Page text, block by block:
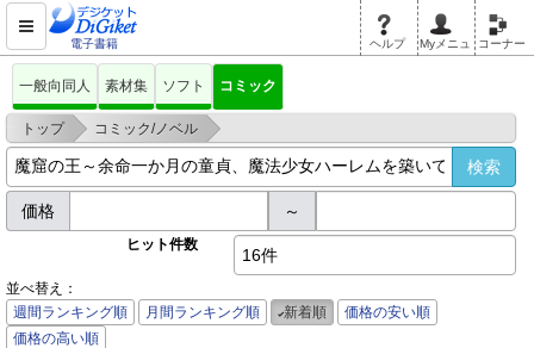
電子書籍 ヘルプ Myメニュ コーナー
一般向同人 素材集 ソフト コミック
トップ > コミック/ノベル
>
魔窟の王～余命一か月の童貞、魔法少女ハーレムを築いて王へ君臨す～
価格 ～
ヒット件数
16件
並べ替え：
週間ランキング順
月間ランキング順 新着順
価格の安い順
価格の高い順